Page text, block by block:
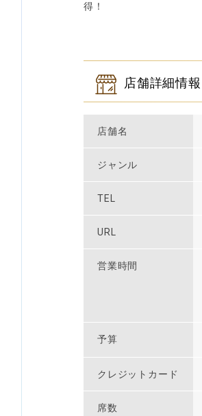
得！
店舗詳細情報
店舗名
ジャンル
TEL
URL
営業時間
予算
クレジットカード
席数